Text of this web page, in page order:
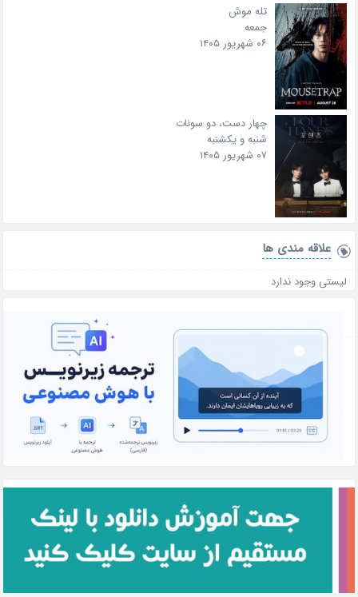
تله موش
جمعه
۰۶ شهریور ۱۴۰۵
چهار دست، دو سونات
شنبه و یکشنبه
۰۷ شهریور ۱۴۰۵
علاقه‌ مندی ها
لیستی وجود ندارد